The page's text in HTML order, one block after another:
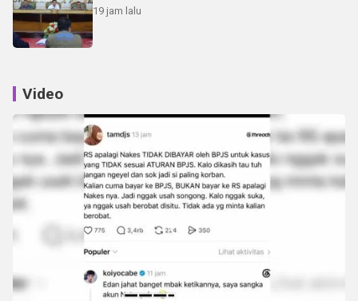
19 jam lalu
Video